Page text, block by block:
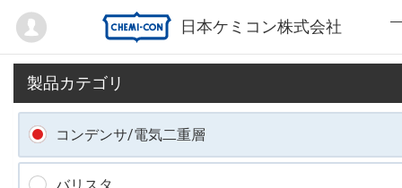
日本ケミコン株式会社
Mypage
製品カテゴリ
コンデンサ/電気二重層